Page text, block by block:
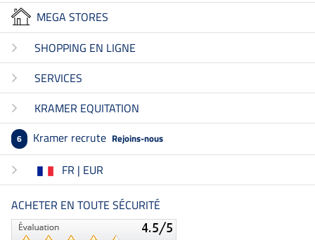
MEGA STORES
SHOPPING EN LIGNE
SERVICES
KRAMER EQUITATION
6 Kramer recrute Rejoins-nous
FR | EUR
ACHETER EN TOUTE SÉCURITÉ